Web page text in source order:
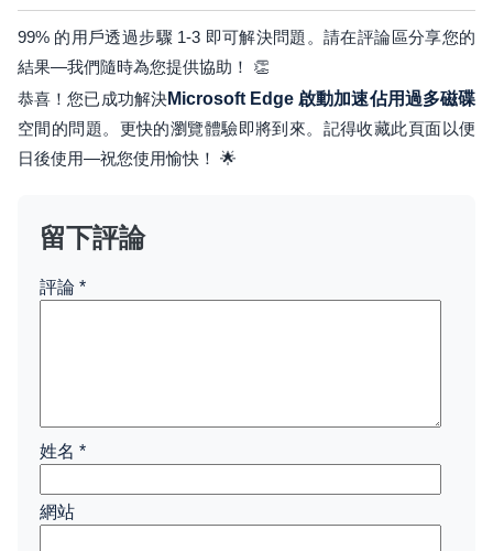
99% 的用戶透過步驟 1-3 即可解決問題。請在評論區分享您的
結果—我們隨時為您提供協助！ 👏
恭喜！您已成功解決Microsoft Edge 啟動加速佔用過多磁碟
空間的問題。更快的瀏覽體驗即將到來。記得收藏此頁面以便
日後使用—祝您使用愉快！ 🌟
留下評論
評論 *
姓名 *
網站